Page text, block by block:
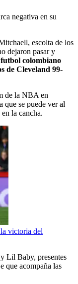
negativa en su
escolta de los
dejaron pasar y
colombiano
de Cleveland 99-
de la NBA en
que se puede ver al
la cancha.
victoria del
Lil Baby, presentes
que acompaña las